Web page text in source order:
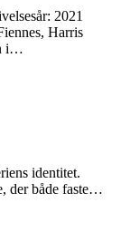
2021
Harris
i…
identitet.
der både faste…